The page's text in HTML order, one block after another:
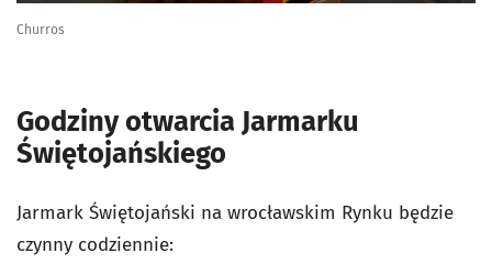
Churros
Godziny otwarcia Jarmarku
Świętojańskiego
Jarmark Świętojański na wrocławskim Rynku będzie
czynny codziennie: